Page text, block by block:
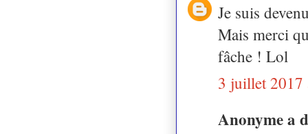
Je suis
Mais merci
fâche ! Lol
3 juillet 2017
Anonyme a